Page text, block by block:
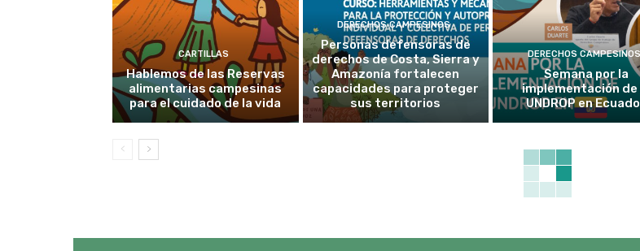
CARTILLAS
Hablemos de las Reservas
alimentarias campesinas
para el cuidado de la vida
DERECHOS CAMPESINOS
Personas defensoras de
derechos de Costa, Sierra y
Amazonía fortalecen
capacidades para proteger
sus territorios
DERECHOS CAMPESINOS
Semana por la
implementación de
UNDROP en